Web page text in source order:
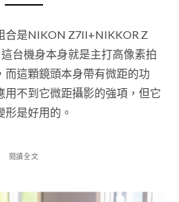
合是NIKON Z7II+NIKKOR Z
台機身本身就是主打高像素拍
而這顆鏡頭本身帶有微距的功
用不到它微距攝影的強項，但它
是好用的。
閱讀全文